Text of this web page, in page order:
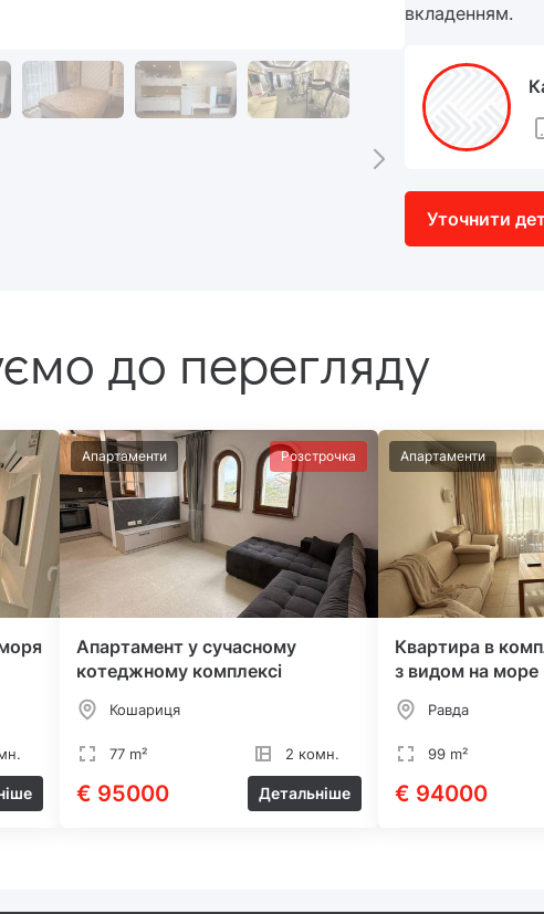
вкладенням.
Уточнити
до перегляду
Апартаменти Розстрочка
Апартамент у сучасному
котеджному комплексі
Кошариця
77 m² 2 комн.
€ 95000 Детальніше
Апартаменти
Квартира в
з видом на море
Равда
99 m²
€ 94000